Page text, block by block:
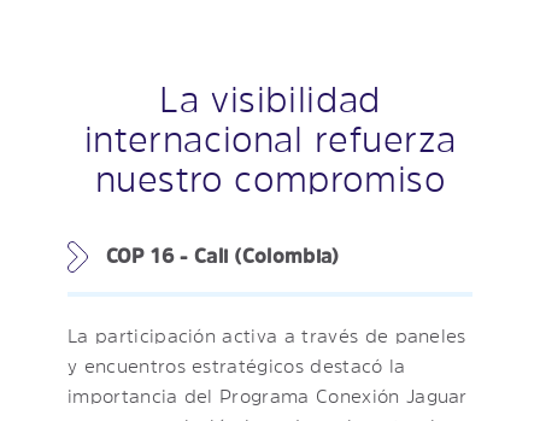
La visibilidad
internacional refuerza
nuestro compromiso
COP 16 - Cali (Colombia)
La participación activa a través de paneles
y encuentros estratégicos destacó la
importancia del Programa Conexión Jaguar